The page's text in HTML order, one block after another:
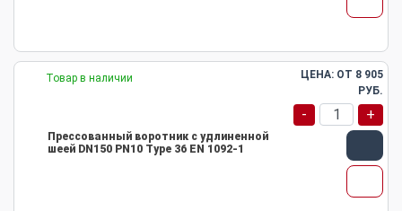
Товар в наличии
Прессованный воротник с удлиненной
шеей DN150 PN10 Type 36 EN 1092-1
ЦЕНА: ОТ 8 905
РУБ.
- +